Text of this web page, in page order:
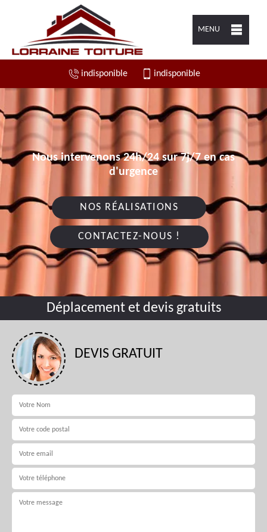
MENU
indisponible indisponible
Nous intervenons 24h/24 sur 7j/7 en cas
d'urgence
NOS RÉALISATIONS
CONTACTEZ-NOUS !
Déplacement et devis gratuits
DEVIS GRATUIT